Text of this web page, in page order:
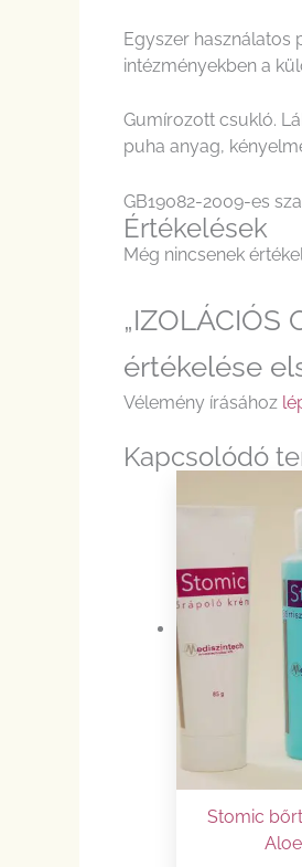
Egyszer használatos
intézményekben a
Gumírozott csukló.
puha anyag,
GB19082-2009-es
Értékelések
Még nincsenek
„IZOLÁCIÓS
értékelése
Vélemény írásához
Kapcsolódó
Stomic